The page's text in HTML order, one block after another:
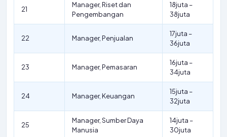
21
Manager, Riset dan
Pengembangan
18juta –
38juta
22 Manager, Penjualan
17juta –
36juta
23 Manager, Pemasaran
16juta –
34juta
24 Manager, Keuangan
15juta –
32juta
25
Manager, Sumber Daya
Manusia
14juta –
30juta